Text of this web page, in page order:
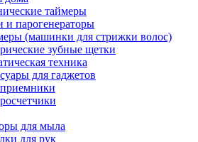
таймеры
и парогенераторы
(машинки для стрижки волос)
зубные щетки
техника
для гаджетов
для мыла
для рук